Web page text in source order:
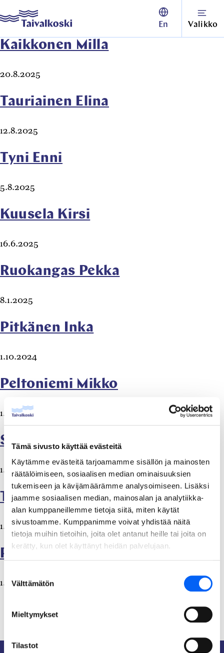
Tämä sivusto käyttää evästeitä
Käytämme evästeitä tarjoamamme sisällön ja mainosten
räätälöimiseen, sosiaalisen median ominaisuuksien
tukemiseen ja kävijämäärämme analysoimiseen. Lisäksi
jaamme sosiaalisen median, mainosalan ja analytiikka-
alan kumppaneillemme tietoja siitä, miten käytät
sivustoamme. Kumppanimme voivat yhdistää näitä
tietoja muihin tietoihin, joita olet antanut heille tai joita on
kerätty, kun olet käyttänyt heidän palvelujaan.
valinta
Välttämätön
Mieltymykset
Tilastot
Siirry
suoraan
sisältöön
Taivalkoski
En Valikko
Kaikkonen Milla
20.8.2025
Tauriainen Elina
12.8.2025
Tyni Enni
5.8.2025
Kuusela Kirsi
16.6.2025
Ruokangas Pekka
8.1.2025
Pitkänen Inka
1.10.2024
Peltoniemi Mikko
1.10.2024
Särkelä Satu
1.10.2024
Tolkkinen Susanna
1.10.2024
Pulkkanen Kaisa
1.10.2024